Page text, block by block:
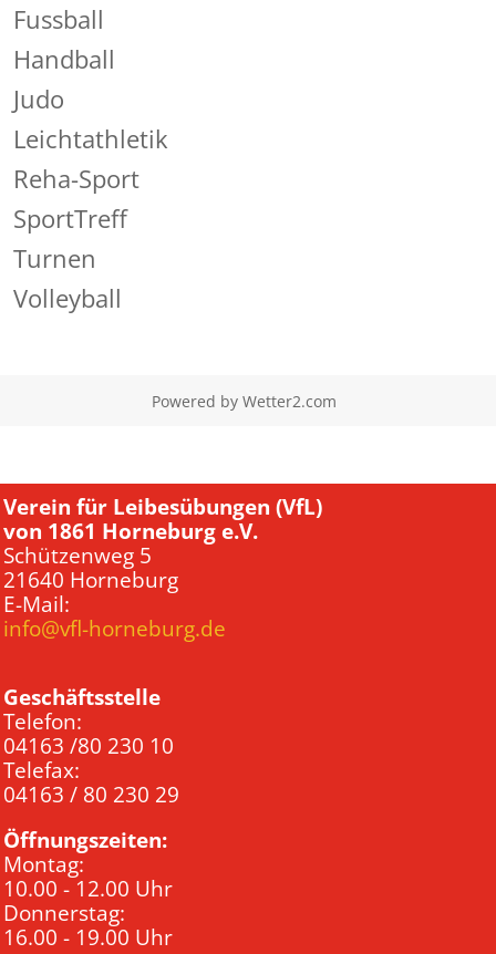
Fussball
Handball
Judo
Leichtathletik
Reha-Sport
SportTreff
Turnen
Volleyball
Powered by Wetter2.com
Verein für Leibesübungen (VfL)
von 1861 Horneburg e.V.
Schützenweg 5
21640 Horneburg
E-Mail:
info@vfl-horneburg.de
Geschäftsstelle
Telefon:
04163 /80 230 10
Telefax:
04163 / 80 230 29
Öffnungszeiten:
Montag:
10.00 - 12.00 Uhr
Donnerstag:
16.00 - 19.00 Uhr